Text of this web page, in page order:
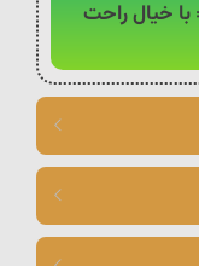
خیال راحت